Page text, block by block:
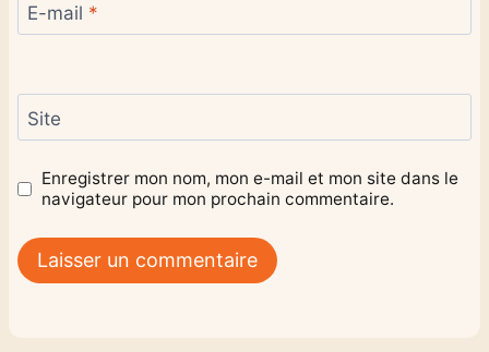
E-mail *
Site
Enregistrer mon nom, mon e-mail et mon site dans le
navigateur pour mon prochain commentaire.